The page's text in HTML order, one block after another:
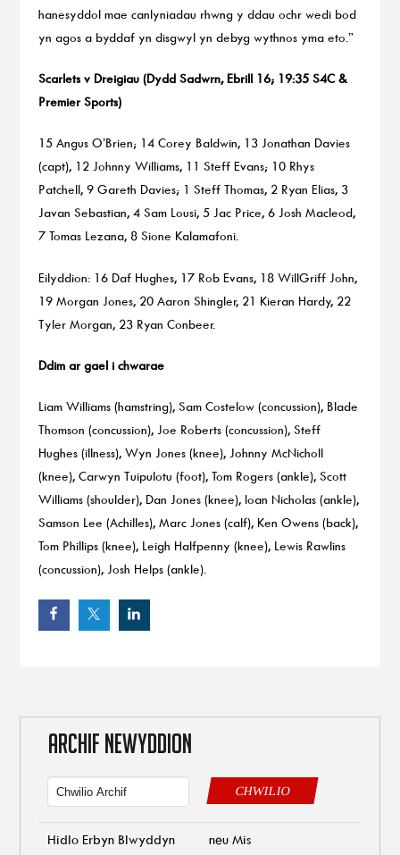
hanesyddol mae canlyniadau rhwng y ddau ochr wedi bod
yn agos a byddaf yn disgwyl yn debyg wythnos yma eto.”
Scarlets v Dreigiau (Dydd Sadwrn, Ebrill 16; 19:35 S4C &
Premier Sports)
15 Angus O’Brien; 14 Corey Baldwin, 13 Jonathan Davies
(capt), 12 Johnny Williams, 11 Steff Evans; 10 Rhys
Patchell, 9 Gareth Davies; 1 Steff Thomas, 2 Ryan Elias, 3
Javan Sebastian, 4 Sam Lousi, 5 Jac Price, 6 Josh Macleod,
7 Tomas Lezana, 8 Sione Kalamafoni.
Eilyddion: 16 Daf Hughes, 17 Rob Evans, 18 WillGriff John,
19 Morgan Jones, 20 Aaron Shingler, 21 Kieran Hardy, 22
Tyler Morgan, 23 Ryan Conbeer.
Ddim ar gael i chwarae
Liam Williams (hamstring), Sam Costelow (concussion), Blade
Thomson (concussion), Joe Roberts (concussion), Steff
Hughes (illness), Wyn Jones (knee), Johnny McNicholl
(knee), Carwyn Tuipulotu (foot), Tom Rogers (ankle), Scott
Williams (shoulder), Dan Jones (knee), Ioan Nicholas (ankle),
Samson Lee (Achilles), Marc Jones (calf), Ken Owens (back),
Tom Phillips (knee), Leigh Halfpenny (knee), Lewis Rawlins
(concussion), Josh Helps (ankle).
ARCHIF NEWYDDION
CHWILIO
Hidlo Erbyn Blwyddyn neu Mis